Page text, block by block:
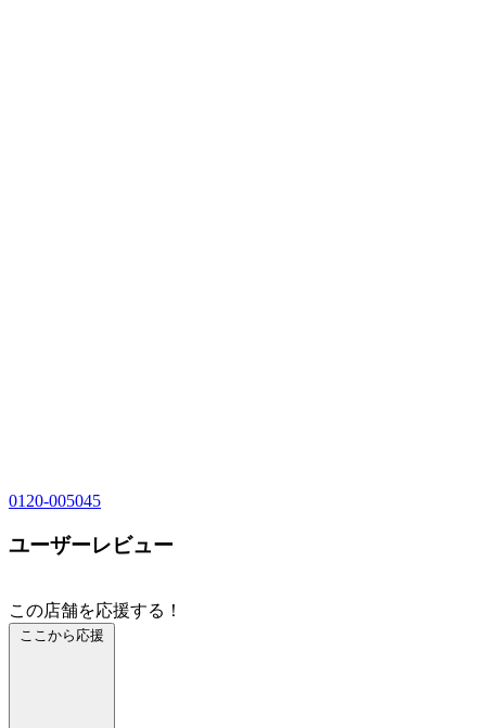
0120-005045
ユーザーレビュー
この店舗を応援する！
ここから応援